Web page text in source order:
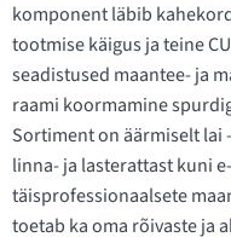
komponent läbib
tootmise käigus ja teine
seadistused maantee- ja
raami koormamine
Sortiment on äärmiselt lai
linna- ja lasterattast kuni
täisprofessionaalsete
toetab ka oma rõivaste ja